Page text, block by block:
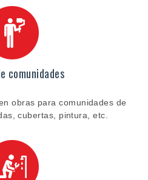
comunidades
obras para comunidades de
cubertas, pintura, etc.